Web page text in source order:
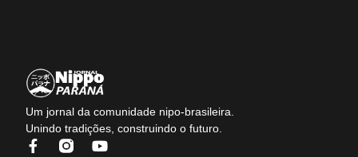
Um jornal da comunidade nipo-brasileira.
Unindo tradições, construindo o futuro.